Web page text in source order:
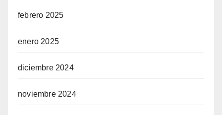
febrero 2025
enero 2025
diciembre 2024
noviembre 2024